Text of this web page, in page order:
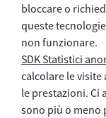
bloccare o
queste
non funzionare.
SDK Statistici
calcolare le
le prestazioni. Ci
sono più o meno